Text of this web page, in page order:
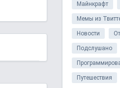
Майнкрафт
Мемы из
Новости
Подслушано
Путешествия